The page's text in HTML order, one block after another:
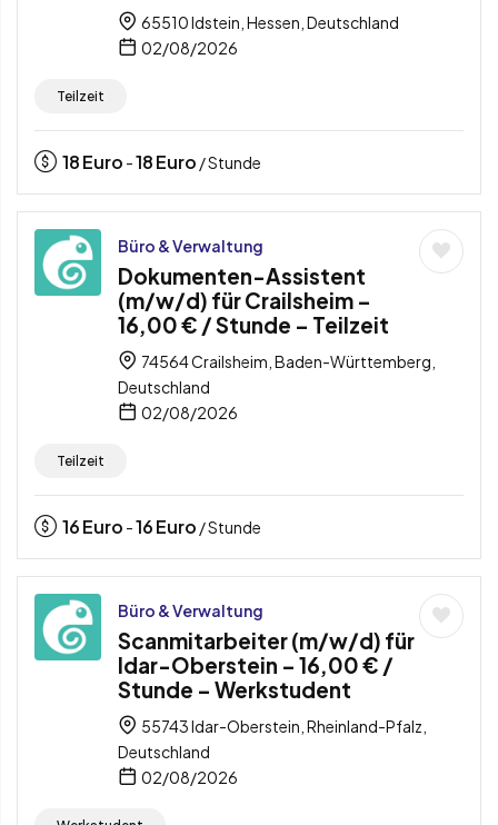
65510 Idstein, Hessen, Deutschland
02/08/2026
Teilzeit
18Euro -18Euro / Stunde
Büro & Verwaltung
Dokumenten-Assistent
(m/w/d) für Crailsheim –
16,00 € / Stunde – Teilzeit
74564 Crailsheim, Baden-Württemberg,
Deutschland
02/08/2026
Teilzeit
16Euro -16Euro / Stunde
Büro & Verwaltung
Scanmitarbeiter (m/w/d) für
Idar-Oberstein – 16,00 € /
Stunde – Werkstudent
55743 Idar-Oberstein, Rheinland-Pfalz,
Deutschland
02/08/2026